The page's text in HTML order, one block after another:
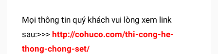
Mọi thông tin quý khách vui lòng xem link
sau:>>> http://cohuco.com/thi-cong-he-
thong-chong-set/